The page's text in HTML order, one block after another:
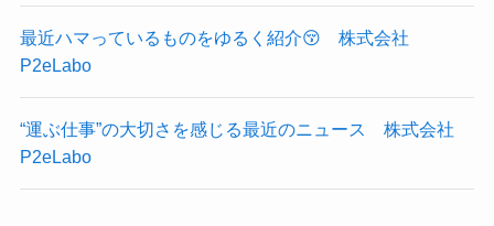
最近ハマっているものをゆるく紹介😚 株式会社
P2eLabo
“運ぶ仕事”の大切さを感じる最近のニュース 株式会社
P2eLabo